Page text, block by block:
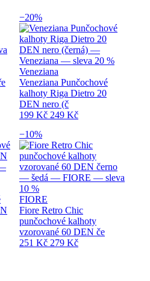
−20%
Veneziana
Veneziana Punčochové
kalhoty Riga Dietro 20
DEN nero (č
199 Kč 249 Kč
−10%
FIORE
Fiore Retro Chic
punčochové kalhoty
vzorované 60 DEN če
251 Kč 279 Kč